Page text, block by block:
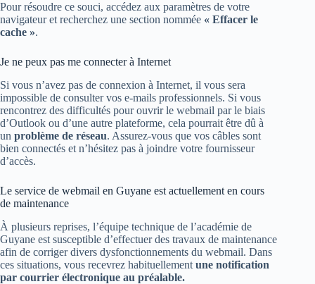
Pour résoudre ce souci, accédez aux paramètres de votre
navigateur et recherchez une section nommée « Effacer le
cache ».
Je ne peux pas me connecter à Internet
Si vous n’avez pas de connexion à Internet, il vous sera
impossible de consulter vos e-mails professionnels. Si vous
rencontrez des difficultés pour ouvrir le webmail par le biais
d’Outlook ou d’une autre plateforme, cela pourrait être dû à
un problème de réseau. Assurez-vous que vos câbles sont
bien connectés et n’hésitez pas à joindre votre fournisseur
d’accès.
Le service de webmail en Guyane est actuellement en cours
de maintenance
À plusieurs reprises, l’équipe technique de l’académie de
Guyane est susceptible d’effectuer des travaux de maintenance
afin de corriger divers dysfonctionnements du webmail. Dans
ces situations, vous recevrez habituellement une notification
par courrier électronique au préalable.